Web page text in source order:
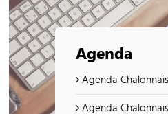
Agenda
Agenda
Agenda